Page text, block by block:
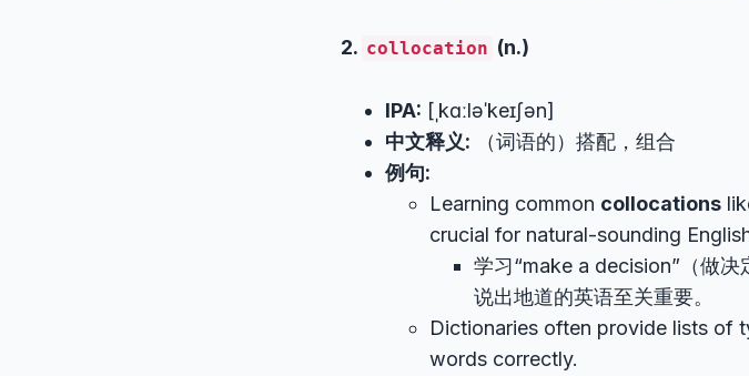
2. collocation (n.)
IPA: [ˌkɑːləˈkeɪʃən]
中文释义: （词语的）搭配，组合
例句:
Learning common collocations
crucial for natural-sounding
学习“make a decision”（做
说出地道的英语至关重要。
Dictionaries often provide lists of
words correctly.